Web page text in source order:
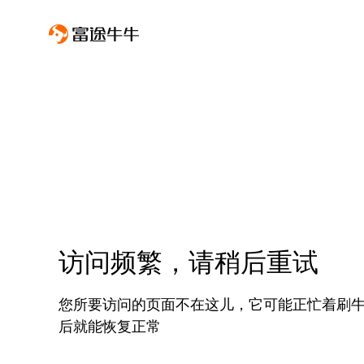
访问频繁，请稍后重试
您所要访问的页面不在这儿，它可能正忙着刷
后就能恢复正常